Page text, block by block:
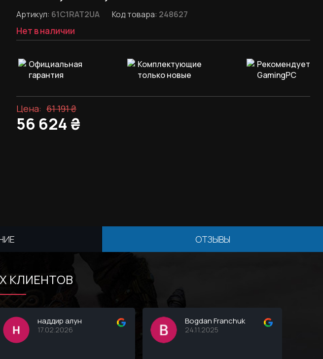
Артикул: 61C1RAT2UA Код товара: 248627
Нет в наличии
Официальная
гарантия
Комплектующие
только новые
Рекомендует
GamingPC
Цена: 61 191₴
56 624 ₴
ОТЗЫВЫ
КЛИЕНТОВ
наддир алун
17.02.2026
Bogdan Franchuk
24.11.2025